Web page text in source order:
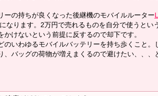
の持ちが良くなった後継機のモバイルルーター
なります。2万円で売れるものを自分で使うとい
けないという前提に反するので却下です。
いわゆるモバイルバッテリーを持ち歩くこと。
、バッグの荷物が増えまくるので避けたい、、、